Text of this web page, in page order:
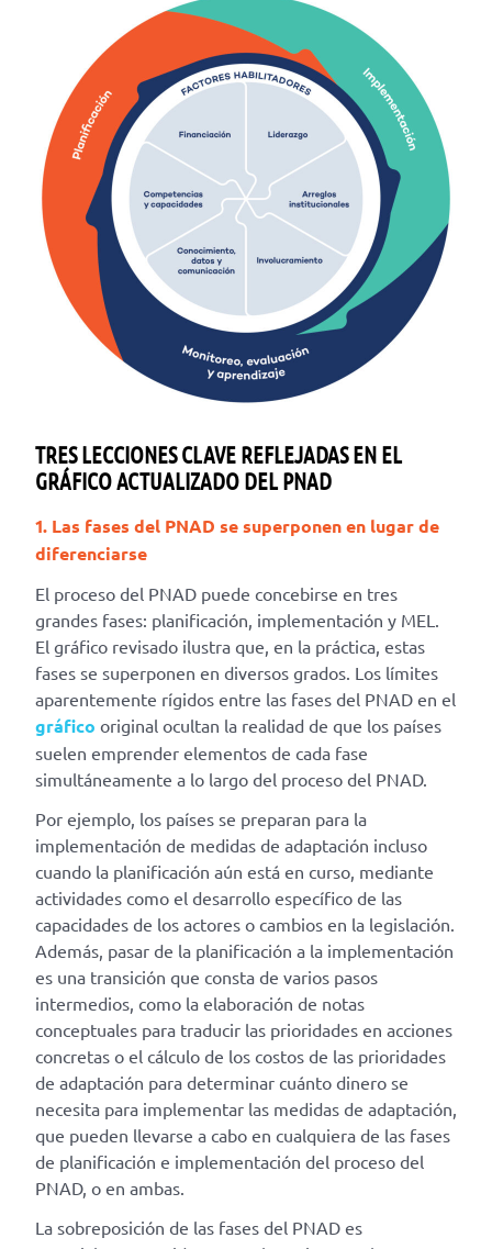
TRES LECCIONES CLAVE REFLEJADAS EN EL
GRÁFICO ACTUALIZADO DEL PNAD
1. Las fases del PNAD se superponen en lugar de
diferenciarse
El proceso del PNAD puede concebirse en tres
grandes fases: planificación, implementación y MEL.
El gráfico revisado ilustra que, en la práctica, estas
fases se superponen en diversos grados. Los límites
aparentemente rígidos entre las fases del PNAD en el
gráfico original ocultan la realidad de que los países
suelen emprender elementos de cada fase
simultáneamente a lo largo del proceso del PNAD.
Por ejemplo, los países se preparan para la
implementación de medidas de adaptación incluso
cuando la planificación aún está en curso, mediante
actividades como el desarrollo específico de las
capacidades de los actores o cambios en la legislación.
Además, pasar de la planificación a la implementación
es una transición que consta de varios pasos
intermedios, como la elaboración de notas
conceptuales para traducir las prioridades en acciones
concretas o el cálculo de los costos de las prioridades
de adaptación para determinar cuánto dinero se
necesita para implementar las medidas de adaptación,
que pueden llevarse a cabo en cualquiera de las fases
de planificación e implementación del proceso del
PNAD, o en ambas.
La sobreposición de las fases del PNAD es